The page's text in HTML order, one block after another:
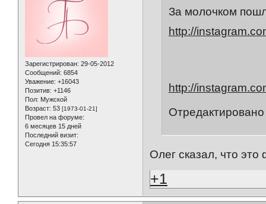
Зарегистрирован: 29-05-2012
Сообщений: 6854
Уважение: +16043
Позитив: +1146
Пол: Мужской
Возраст: 53 [1973-01-21]
Провел на форуме:
6 месяцев 15 дней
Последний визит:
Сегодня 15:35:57
За молочком
http://
http://
Олег сказал, что
+1